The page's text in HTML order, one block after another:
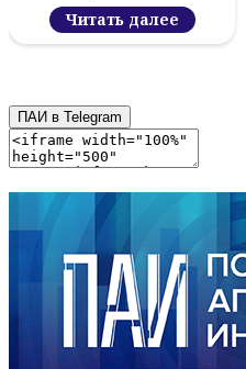
Читать далее
ПАИ в Telegram